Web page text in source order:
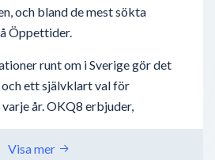
och bland de mest sökta
Öppettider.
runt om i Sverige gör det
ett självklart val för
år. OKQ8 erbjuder,
som bensin, diesel,
- även biltvätt, tvätta-själv
Visa mer